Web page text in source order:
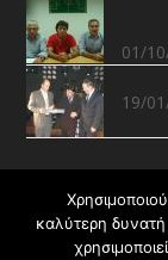
01/
19/
Recent
καλύτερη δυνατή